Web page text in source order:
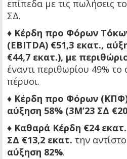
επίπεδα με τις πωλήσεις
ΣΔ.
♦ Κέρδη προ Φόρων
(EBITDA) €51,3 εκατ.,
€44,7 εκατ.), με
έναντι περιθωρίου 49% το
πέρυσι.
♦ Κέρδη προ Φόρων (ΚΠΦ)
αύξηση 58% (3M’23 ΣΔ
♦ Καθαρά Κέρδη €24
ΣΔ €13,2 εκατ. την
αύξηση 82%.